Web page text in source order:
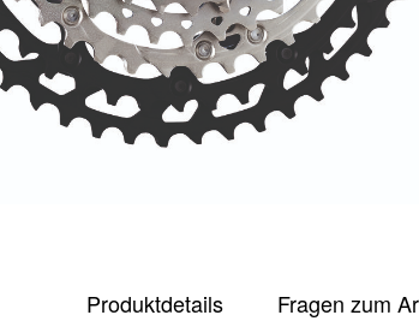
Produktdetails Fragen zum